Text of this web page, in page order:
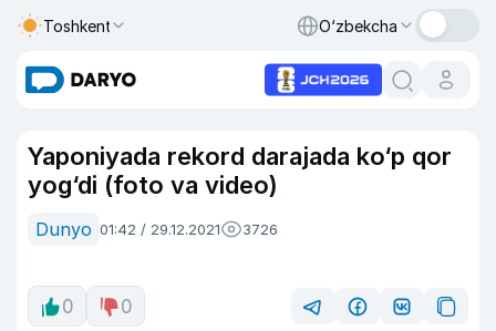
Toshkent O‘zbekcha
Yaponiyada rekord darajada ko‘p qor
yog‘di (foto va video)
Dunyo 01:42 / 29.12.2021 3726
0 0